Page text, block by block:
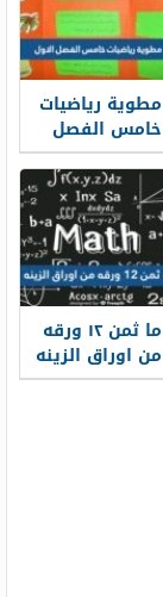
مطوية رياضيات
خامس الفصل
الاول 1447
ما ثمن ١٢ ورقه
من اوراق الزينه